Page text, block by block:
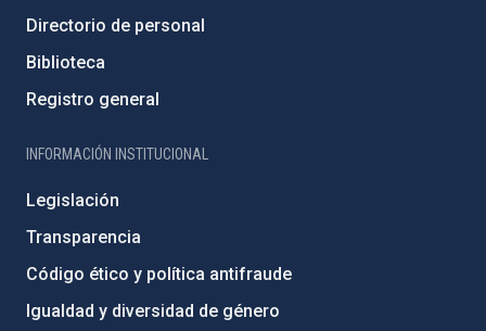
Directorio de personal
Biblioteca
Registro general
INFORMACIÓN INSTITUCIONAL
Legislación
Transparencia
Código ético y política antifraude
Igualdad y diversidad de género